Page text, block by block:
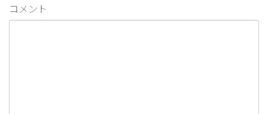
コメント